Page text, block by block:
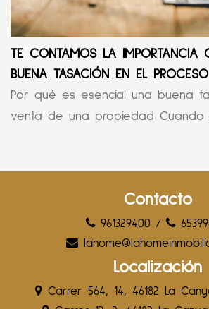
TE CONTAMOS LA IMPORTANCIA
BUENA TASACIÓN EN EL
Por qué es esencial una buena
venta de una propiedad Cuando
Contacto
961329400 /
Localización
Carrer 564, 14, 46182 La